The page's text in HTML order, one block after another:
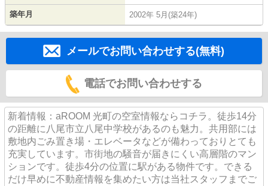
築年月 2002年 5月(築24年)
メールでお問い合わせする(無料)
電話でお問い合わせする
新着情報：aROOM 光町の空室情報ならコチラ。徒歩14分
の距離に八尾市立八尾中学校があるのも魅力。共用部には
敷地内ごみ置き場・エレベータなどが備わっておりとても
充実しています。市街地の騒音が届きにくい高層階のマン
ションです。徒歩4分の位置に駅がある物件です。できる
だけ早めに不動産情報を集めたい方は当社スタッフまでご